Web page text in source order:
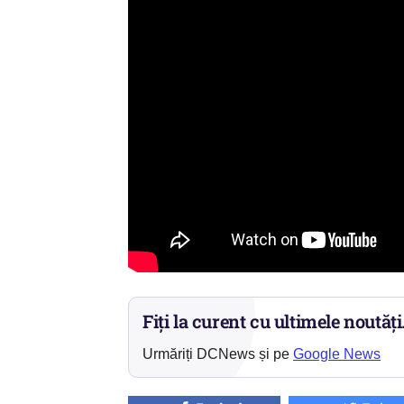
Fiți la curent cu ultimele
Urmăriți DCNews și pe Google News